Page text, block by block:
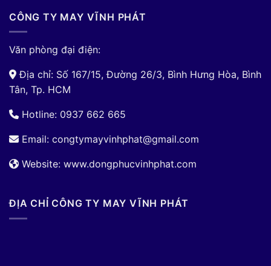
CÔNG TY MAY VĨNH PHÁT
Văn phòng đại điện:
Địa chỉ: Số 167/15, Đường 26/3, Bình Hưng Hòa, Bình
Tân, Tp. HCM
Hotline: 0937 662 665
Email: congtymayvinhphat@gmail.com
Website: www.dongphucvinhphat.com
ĐỊA CHỈ CÔNG TY MAY VĨNH PHÁT